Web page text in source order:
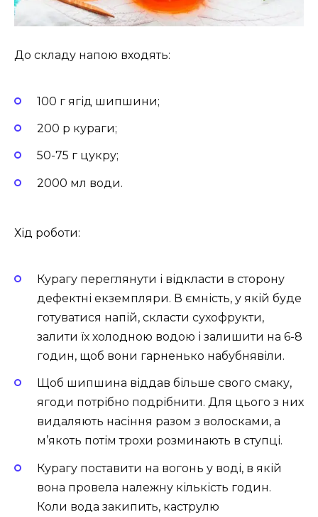
До складу напою входять:
100 г ягід шипшини;
200 р кураги;
50-75 г цукру;
2000 мл води.
Хід роботи:
Курагу переглянути і відкласти в сторону
дефектні екземпляри. В ємність, у якій буде
готуватися напій, скласти сухофрукти,
залити їх холодною водою і залишити на 6-8
годин, щоб вони гарненько набубнявіли.
Щоб шипшина віддав більше свого смаку,
ягоди потрібно подрібнити. Для цього з них
видаляють насіння разом з волосками, а
м’якоть потім трохи розминають в ступці.
Курагу поставити на вогонь у воді, в якій
вона провела належну кількість годин.
Коли вода закипить, каструлю